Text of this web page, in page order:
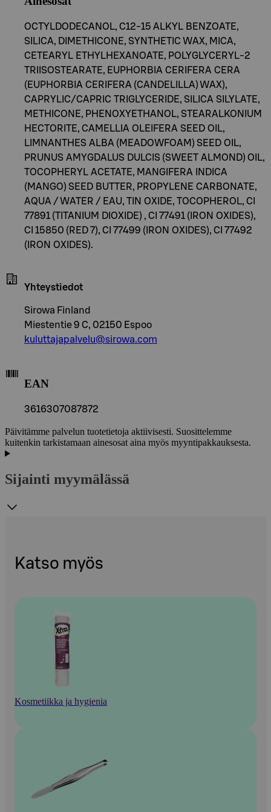
OCTYLDODECANOL, C12-15 ALKYL BENZOATE,
SILICA, DIMETHICONE, SYNTHETIC WAX, MICA,
CETEARYL ETHYLHEXANOATE, POLYGLYCERYL-2
TRIISOSTEARATE, EUPHORBIA CERIFERA CERA
(EUPHORBIA CERIFERA (CANDELILLA) WAX),
CAPRYLIC/CAPRIC TRIGLYCERIDE, SILICA SILYLATE,
METHICONE, PHENOXYETHANOL, STEARALKONIUM
HECTORITE, CAMELLIA OLEIFERA SEED OIL,
LIMNANTHES ALBA (MEADOWFOAM) SEED OIL,
PRUNUS AMYGDALUS DULCIS (SWEET ALMOND) OIL,
TOCOPHERYL ACETATE, MANGIFERA INDICA
(MANGO) SEED BUTTER, PROPYLENE CARBONATE,
AQUA / WATER / EAU, TIN OXIDE, TOCOPHEROL, CI
77891 (TITANIUM DIOXIDE) , CI 77491 (IRON OXIDES),
CI 15850 (RED 7), CI 77499 (IRON OXIDES), CI 77492
(IRON OXIDES).
Yhteystiedot
Sirowa Finland
Miestentie 9 C, 02150 Espoo
kuluttajapalvelu@sirowa.com
EAN
3616307087872
Päivitämme palvelun tuotetietoja aktiivisesti. Suosittelemme
kuitenkin tarkistamaan ainesosat aina myös myyntipakkauksesta.
Sijainti myymälässä
Katso myös
Kosmetiikka ja hygienia